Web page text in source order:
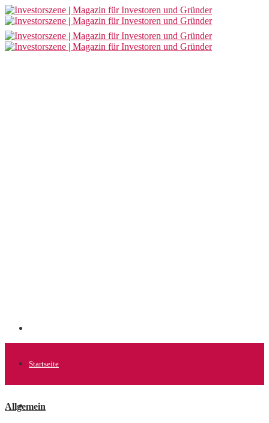
Startseite
Allgemein
Allgemein